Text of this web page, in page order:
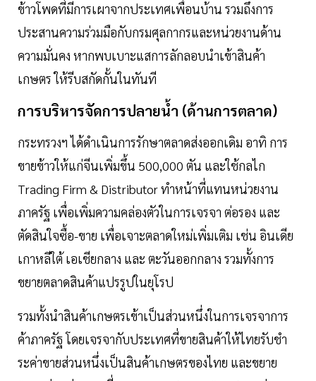
ข้าวโพดที่มีการเผาจากประเทศเพื่อนบ้าน รวมถึงการ
ประสานความร่วมมือกับกรมศุลกากรและหน่วยงานด้าน
ความมั่นคง หากพบเบาะแสการลักลอบนําเข้าสินค้า
เกษตร ให้รีบสกัดกั้นในทันที
การบริหารจัดการปลายนํ้า (ด้านการตลาด)
กระทรวงฯ ได้ดําเนินการรักษาตลาดส่งออกเดิม อาทิ การ
ขายข้าวให้แก่จีนเพิ่มขึ้น 500,000 ตัน และใช้กลไก
Trading Firm & Distributor ทําหน้าที่แทนหน่วยงาน
ภาครัฐ เพื่อเพิ่มความคล่องตัวในการเจรจา ต่อรอง และ
ตัดสินใจซื้อ-ขาย เพื่อเจาะตลาดใหม่เพิ่มเติม เช่น อินเดีย
เกาหลีใต้ เอเชียกลาง และ ตะวันออกกลาง รวมทั้งการ
ขยายตลาดสินค้าแปรรูปในยุโรป
รวมทั้งนําสินค้าเกษตรเข้าเป็นส่วนหนึ่งในการเจรจาการ
ค้าภาครัฐ โดยเจรจากับประเทศที่ขายสินค้าให้ไทยรับชํา
ระค่าขายส่วนหนึ่งเป็นสินค้าเกษตรของไทย และขยาย